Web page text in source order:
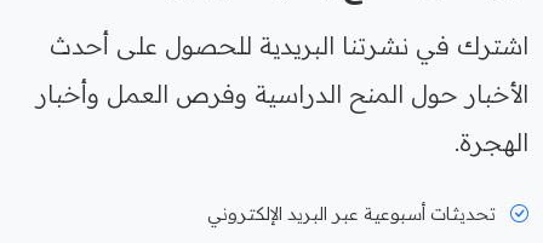
اشترك في نشرتنا البريدية للحصول على أحدث
الأخبار حول المنح الدراسية وفرص العمل وأخبار
الهجرة.
تحديثات أسبوعية عبر البريد الإلكتروني